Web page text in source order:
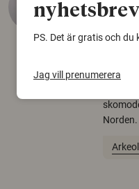
22 juni
björnfäll
Norden.
PS. Det är gratis och du
Jag vill prenumerera